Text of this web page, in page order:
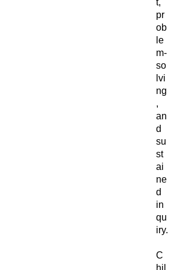
pr
ob
le
m-
so
lvi
ng
,
an
d
su
st
ai
ne
d
in
qu
iry.
C
hil